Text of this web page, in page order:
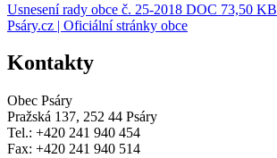
Usnesení rady obce č. 25-2018 DOC 73,50 KB
Psáry.cz | Oficiální stránky obce
Kontakty
Obec Psáry
Pražská 137, 252 44 Psáry
Tel.: +420 241 940 454
Fax: +420 241 940 514